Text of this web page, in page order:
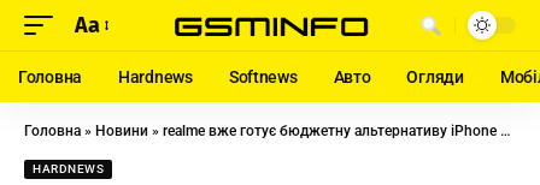
Aa
Головна Hardnews Softnews Авто Огляди
Головна » Новини » realme вже готує бюджетну альтернативу iPhone 16
HARDNEWS